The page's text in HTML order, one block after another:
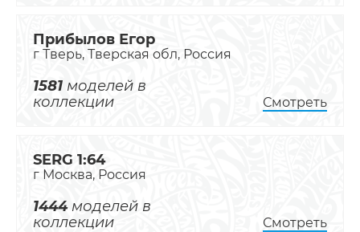
Прибылов Егор
г Тверь, Тверская обл, Россия
1581 моделей в
коллекции
Смотреть
SERG 1:64
г Москва, Россия
1444моделей в
коллекции
Смотреть